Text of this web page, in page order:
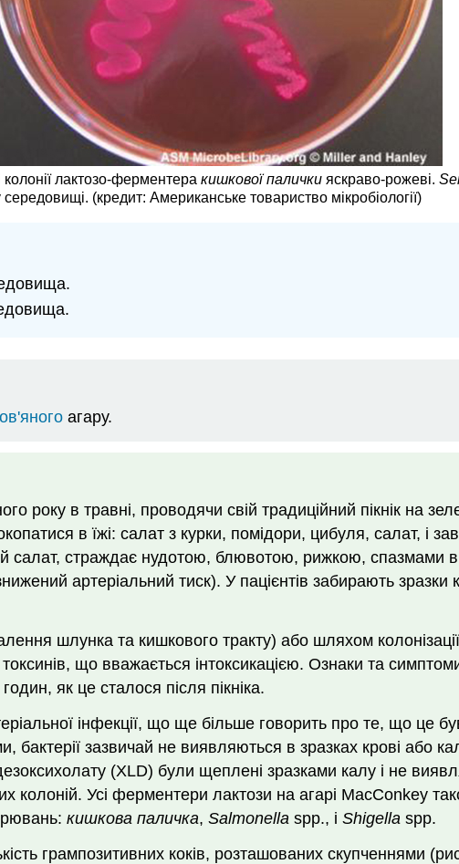
колонії лактозо-ферментеракишкової палички яскраво-рожеві.
(кредит: Американське товариство мікробіології)
агару.
року в травні, проводячи свій традиційний пікнік на
в їжі: салат з курки, помідори, цибуля, салат, і
салат, страждає нудотою, блювотою, рижкою, спазмами
артеріальний тиск). У пацієнтів забирають зразки
шлунка та кишкового тракту) або шляхом
що вважається інтоксикацією. Ознаки та
як це сталося після пікніка.
інфекції, що ще більше говорить про те, що це
бактерії зазвичай не виявляються в зразках крові або
(XLD) були щеплені зразками калу і не
колоній. Усі ферментери лактози на агарі MacConkey
кишкова паличка, Salmonella spp., і Shigella spp.
грампозитивних коків, розташованих скупченнями